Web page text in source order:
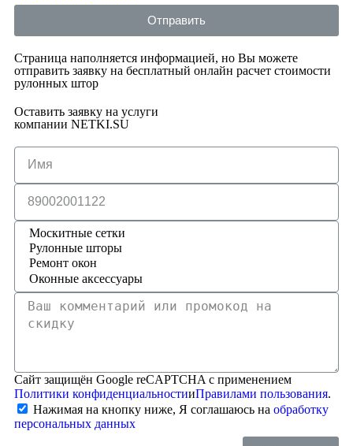
Отправить
Страница наполняется информацией, но Вы можете
отправить заявку на бесплатный онлайн расчет стоимости
рулонных штор
Оставить заявку на услуги
компании NETKI.SU
Сайт защищён Google reCAPTCHA с применением
Политики конфиденциальностииПравилами пользования.
Нажимая на кнопку ниже, Я соглашаюсь на обработку
персональных данных